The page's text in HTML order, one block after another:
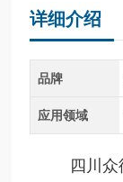
详细介绍
品牌
应用领域
四川众德